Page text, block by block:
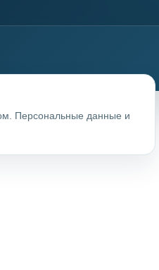
Персональные данные и